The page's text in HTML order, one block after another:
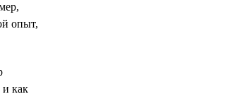
опыт,
и как